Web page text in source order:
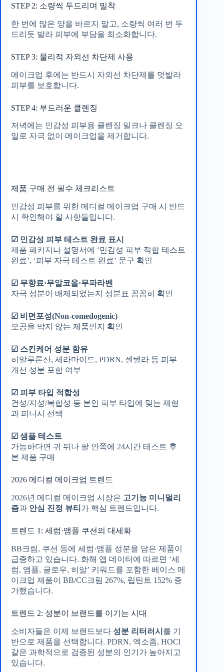
STEP 2: 소량씩 두드리며 밀착
한 번에 많은 양을 바르지 말고, 소량씩 여러 번 두
드리듯 발라 피부에 부담을 최소화합니다.
STEP 3: 물리적 자외선 차단제 사용
메이크업 후에는 반드시 자외선 차단제를 덧발라
피부를 보호합니다.
STEP 4: 부드러운 클렌징
저녁에는 민감성 피부용 클렌징 밀크나 클렌징 오
일로 자극 없이 메이크업을 제거합니다.
제품 구매 전 필수 체크리스트
민감성 피부를 위한 메디컬 메이크업 구매 시 반드
시 확인해야 할 사항들입니다.
☑ 민감성 피부 테스트 완료 표시
제품 패키지나 설명서에 ‘민감성 피부 적합 테스트
완료’, ‘피부 자극 테스트 완료’ 문구 확인
☑ 무향료·무알코올·무파라벤
자극 성분이 배제되었는지 성분표 꼼꼼히 확인
☑ 비면포성(Non-comedogenic)
모공을 막지 않는 제품인지 확인
☑ 스킨케어 성분 함유
히알루론산, 세라마이드, PDRN, 센텔라 등 피부
개선 성분 포함 여부
☑ 피부 타입 적합성
건성/지성/복합성 등 본인 피부 타입에 맞는 제형
과 피니시 선택
☑ 샘플 테스트
가능하다면 귀 뒤나 팔 안쪽에 24시간 테스트 후
본 제품 구매
2026 메디컬 메이크업 트렌드
2026년 메디컬 메이크업 시장은 고기능 미니멀리
즘과 안심 진정 뷰티 가 핵심 트렌드입니다.
트렌드 1: 세럼·앰플 쿠션의 대세화
BB크림, 쿠션 등에 세럼·앰플 성분을 담은 제품이
급증하고 있습니다. 화해 앱 데이터에 따르면 ‘세
럼, 앰플, 글로우, 히알’ 키워드를 포함한 베이스 메
이크업 제품이 BB/CC크림 267%, 립틴트 152% 증
가했습니다.
트렌드 2: 성분이 브랜드를 이기는 시대
소비자들은 이제 브랜드보다 성분 리터러시 를 기
반으로 제품을 선택합니다. PDRN, 엑소좀, HOCl
같은 과학적으로 검증된 성분의 인기가 높아지고
있습니다.